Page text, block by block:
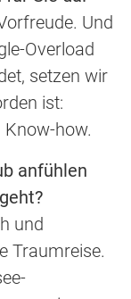
Und
Overload
setzen wir
ist:
how.
anfühlen
und
Traumreise.